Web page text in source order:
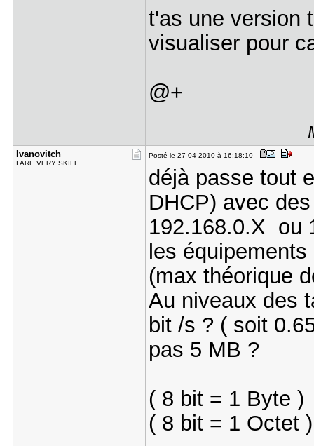
t'as une version
visualiser pour
@+
Ivanovitch
I ARE VERY SKILL
Posté le 27-04-2010 à 16:18:10
déjà passe tout
DHCP) avec
192.168.0.X ou
les
(max théorique
Au niveaux des
bit /s ? ( soit
pas 5 MB ?
( 8 bit = 1 Byte
( 8 bit = 1 Octet